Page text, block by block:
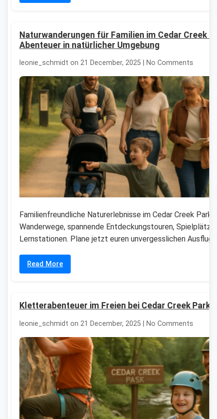
Naturwanderungen für Familien im Cedar Creek
Abenteuer in natürlicher Umgebung
leonie_schmidt on 21 December, 2025 | No Comments
Familienfreundliche Naturerlebnisse im Cedar Creek Park:
Wanderwege, spannende Entdeckungstouren, Spielplätze
Lernstationen. Plane jetzt euren unvergesslichen Ausflug!
Read More
Kletterabenteuer im Freien bei Cedar Creek Park
leonie_schmidt on 21 December, 2025 | No Comments